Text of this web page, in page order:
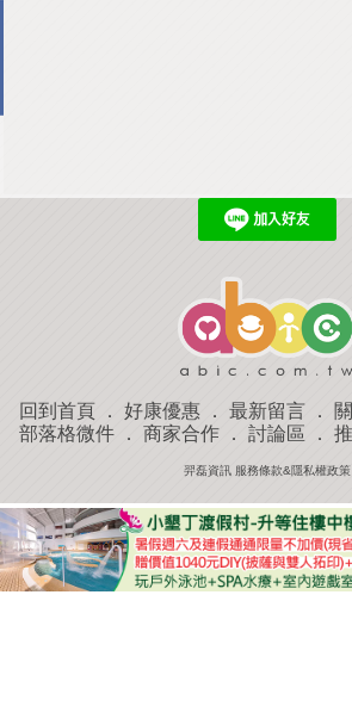
回到首頁 ． 好康優惠 ． 最新留言 ．
部落格微件． 商家合作． 討論區 ．
羿磊資訊 服務條款&隱私權政策